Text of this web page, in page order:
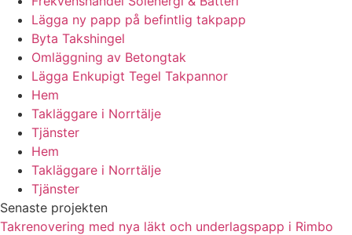
Lägga ny papp på befintlig takpapp
Byta Takshingel
Omläggning av Betongtak
Lägga Enkupigt Tegel Takpannor
Hem
Takläggare i Norrtälje
Tjänster
Hem
Takläggare i Norrtälje
Tjänster
Senaste projekten
Takrenovering med nya läkt och underlagspapp i Rimbo